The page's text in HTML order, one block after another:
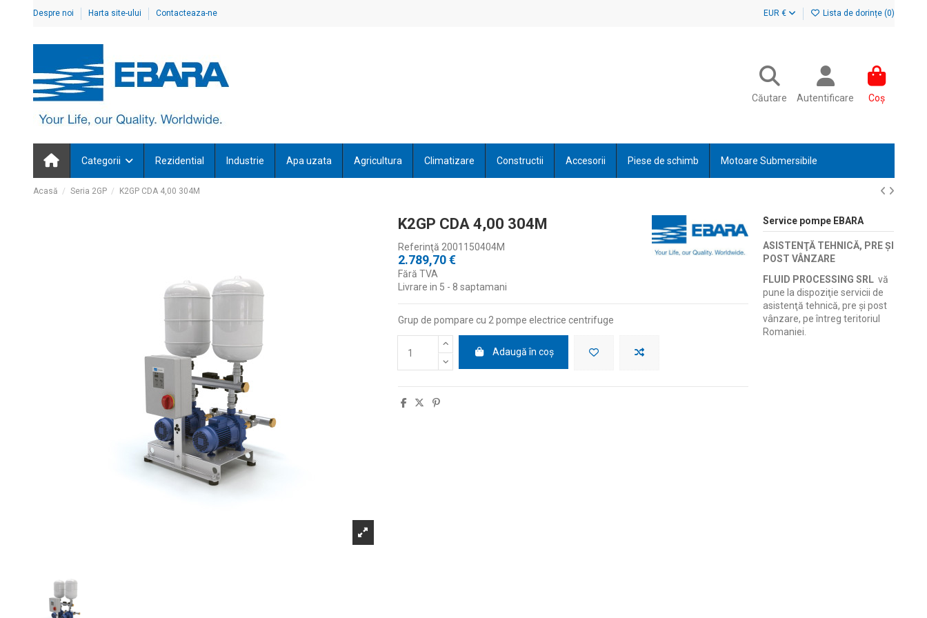
Despre noi Harta site-ului Contacteaza-ne EUR € Lista de dorințe (0)
Căutare Autentificare Coș
Categorii Rezidential Industrie Apa uzata Agricultura Climatizare Constructii Accesorii Piese de schimb Motoare Submersibile
Acasă Seria 2GP K2GP CDA 4,00 304M
K2GP CDA 4,00 304M
Referinţă 2001150404M
2.789,70 €
Fără TVA
Livrare in 5 - 8 saptamani
Grup de pompare cu 2 pompe electrice centrifuge
Adaugă în coș
Service pompe EBARA
ASISTENŢĂ TEHNICĂ, PRE ŞI
POST VÂNZARE
FLUID PROCESSING SRLvă
pune la dispoziţie servicii de
asistenţă tehnică, pre şi post
vânzare, pe întreg teritoriul
Romaniei.